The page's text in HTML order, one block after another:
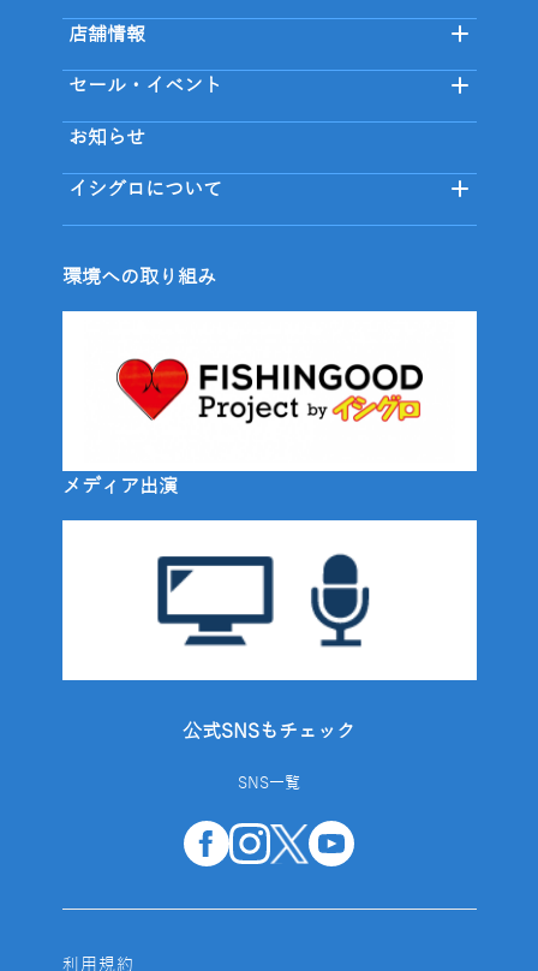
店舗情報
セール・イベント
お知らせ
イシグロについて
環境への取り組み
メディア出演
公式SNSもチェック
SNS一覧
利用規約